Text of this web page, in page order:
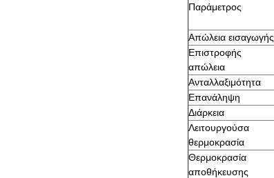
Παράμετρος
Απώλεια εισαγωγής
Επιστροφής
απώλεια
Ανταλλαξιμότητα
Επανάληψη
Διάρκεια
Λειτουργούσα
θερμοκρασία
Θερμοκρασία
αποθήκευσης